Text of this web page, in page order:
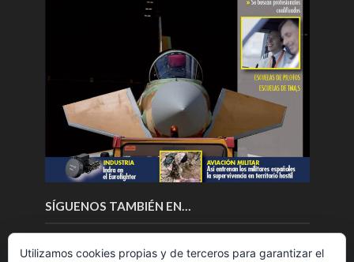
SÍGUENOS TAMBIÉN EN…
Utilizamos cookies propias y de terceros para garantizar el